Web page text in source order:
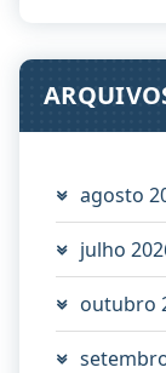
agosto
julho
outubro